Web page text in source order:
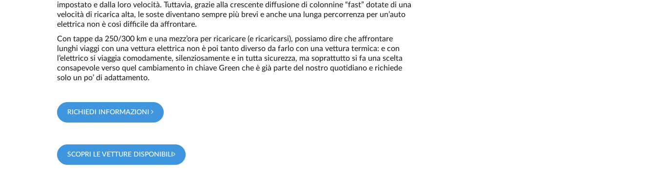
impostato e dalla loro velocità. Tuttavia, grazie alla crescente diffusione di colonnine “fast” dotate di una
velocità di ricarica alta, le soste diventano sempre più brevi e anche una lunga percorrenza per un’auto
elettrica non è così difficile da affrontare.
Con tappe da 250/300 km e una mezz’ora per ricaricare (e ricaricarsi), possiamo dire che affrontare
lunghi viaggi con una vettura elettrica non è poi tanto diverso da farlo con una vettura termica: e con
l’elettrico si viaggia comodamente, silenziosamente e in tutta sicurezza, ma soprattutto si fa una scelta
consapevole verso quel cambiamento in chiave Green che è già parte del nostro quotidiano e richiede
solo un po’ di adattamento.
RICHIEDI INFORMAZIONI
SCOPRI LE VETTURE DISPONIBILI